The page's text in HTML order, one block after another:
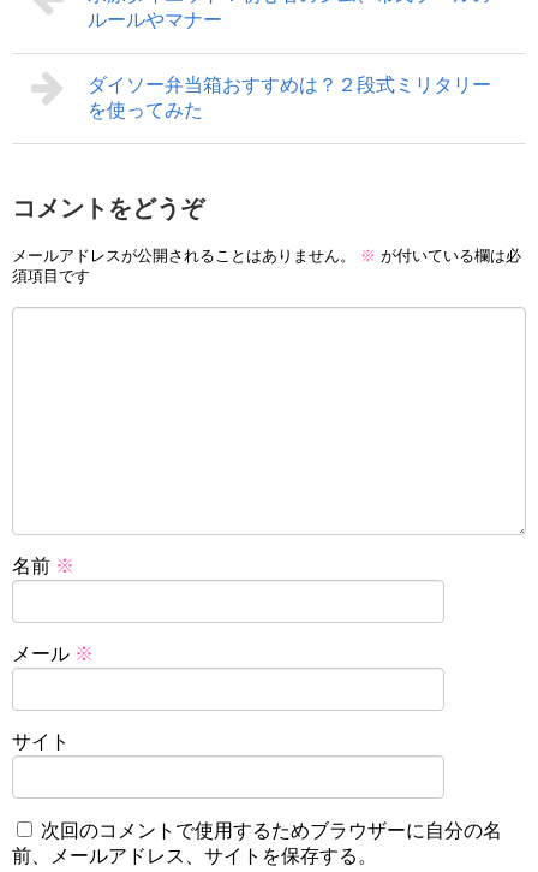
ルールやマナー
ダイソー弁当箱おすすめは？２段式ミリタリー
を使ってみた
コメントをどうぞ
メールアドレスが公開されることはありません。 ※ が付いている欄は必
須項目です
名前 ※
メール ※
サイト
次回のコメントで使用するためブラウザーに自分の名
前、メールアドレス、サイトを保存する。